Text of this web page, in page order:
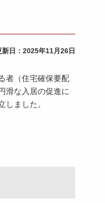
新日： 2025年11月26日
者（住宅確保要配
滑な入居の促進に
しました。